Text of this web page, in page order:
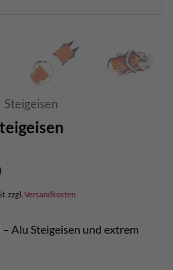
Steigeisen
Aktueller
Preis
ist:
€ 155,00.
zzgl. Versandkosten
Alu Steigeisen und extrem